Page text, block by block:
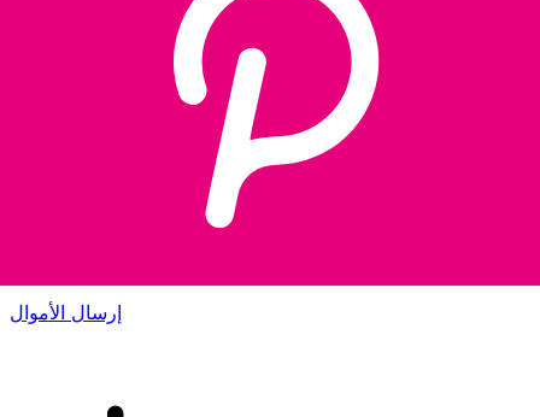
إكس إي (Xe) لتحويلات الأموال الدولية
إرسال الأموال